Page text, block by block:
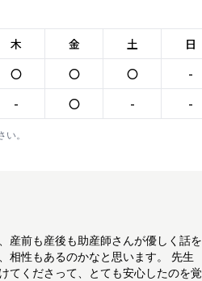
木 金 土
日
〇 〇 〇
-
- 〇 - -
。
産前も産後も助産師さんが優しく話を
相性もあるのかなと思います。 先生
てくださって、とても安心したのを覚